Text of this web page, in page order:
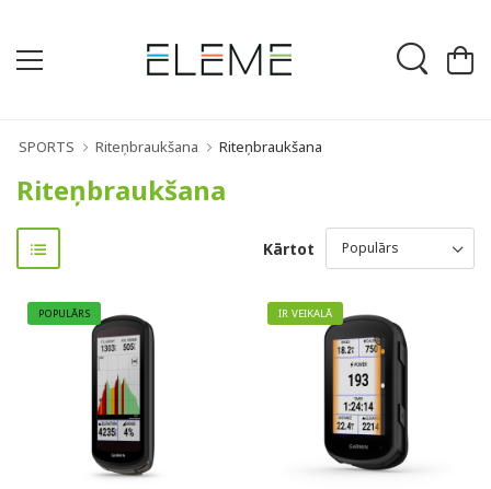
SPORTS Riteņbraukšana Riteņbraukšana
Riteņbraukšana
Kārtot
POPULĀRS IR VEIKALĀ